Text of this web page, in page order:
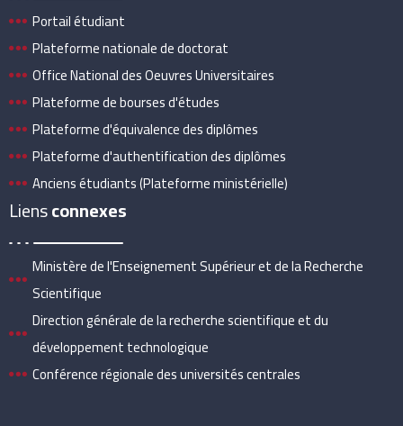
Portail étudiant
Plateforme nationale de doctorat
Office National des Oeuvres Universitaires
Plateforme de bourses d'études
Plateforme d'équivalence des diplômes
Plateforme d'authentification des diplômes
Anciens étudiants (Plateforme ministérielle)
Liensconnexes
Ministère de l'Enseignement Supérieur et de la Recherche
Scientifique
Direction générale de la recherche scientifique et du
développement technologique
Conférence régionale des universités centrales